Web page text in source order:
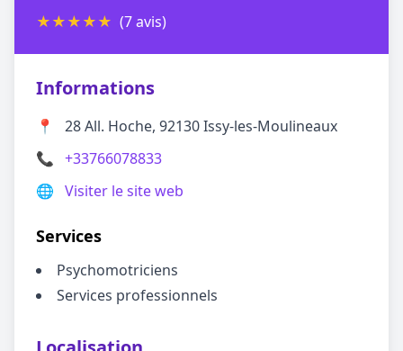
★★★★★ (7 avis)
Informations
📍
28 All. Hoche, 92130 Issy-les-Moulineaux
📞 +33766078833
🌐 Visiter le site web
Services
Psychomotriciens
Services professionnels